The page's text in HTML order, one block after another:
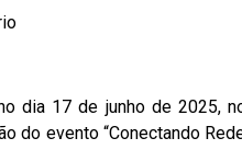
dia 17 de junho de 2025,
evento “Conectando